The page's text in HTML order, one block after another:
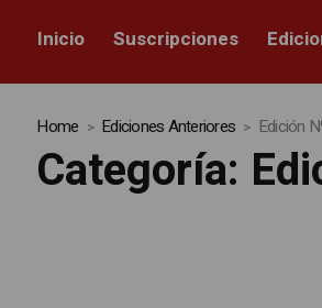
Inicio Suscripciones
Home Ediciones Anteriores Edición
Categoría: